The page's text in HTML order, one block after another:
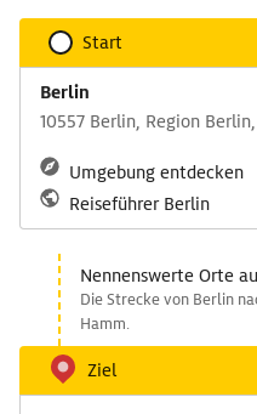
Start
Berlin
10557 Berlin, Region
Umgebung entdecken
Reiseführer Berlin
Nennenswerte Orte
Die Strecke von Berlin
Hamm.
Ziel